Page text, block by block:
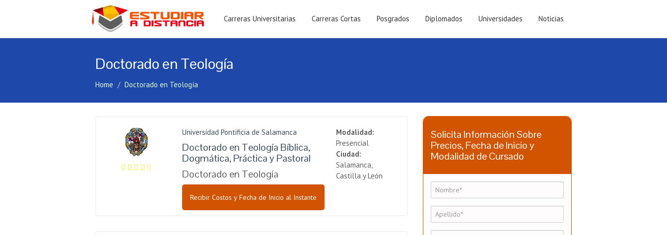
Carreras Universitarias Carreras Cortas Posgrados Diplomados Universidades Noticias
Doctorado en Teología
Home Doctorado en Teología
Universidad Pontificia de Salamanca
Doctorado en Teología Bíblica,
Dogmática, Práctica y Pastoral
Doctorado en Teología
Recibir Costos y Fecha de Inicio al Instante
Modalidad:
Presencial
Ciudad:
Salamanca,
Castilla y León
Solicita Información Sobre
Precios, Fecha de Inicio y
Modalidad de Cursado